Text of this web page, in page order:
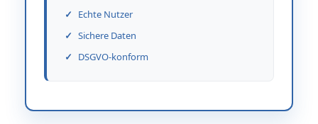
Echte Nutzer
Sichere Daten
DSGVO-konform